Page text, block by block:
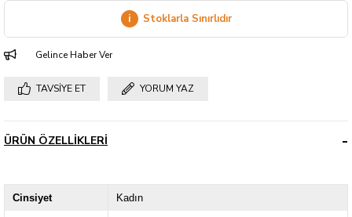
i Stoklarla Sınırlıdır
Gelince Haber Ver
TAVSIYE ET YORUM YAZ
ÜRÜN ÖZELLIKLERI
Cinsiyet Kadın